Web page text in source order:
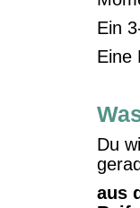
Ein
Eine
Du
aus